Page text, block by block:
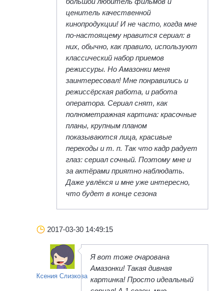
ценитель качественной
кинопродукции! И не часто, когда мне
по-настоящему нравится сериал: в
них, обычно, как правило, используют
классический набор приемов
режиссуры. Но Амазонки меня
заинтересовал! Мне понравились и
режиссёрская работа, и работа
оператора. Сериал снят, как
полнометражная картина: красочные
планы, крупным планом
показываются лица, красивые
переходы и т. п. Так что кадр радует
глаз: сериал сочный. Поэтому мне и
за актёрами приятно наблюдать.
Даже увлёкся и мне уже интересно,
что будет в конце сезона
2017-03-30 14:49:15
Ксения Слизкова
Я вот тоже очарована
Амазонки! Такая дивная
картинка! Просто идеальный